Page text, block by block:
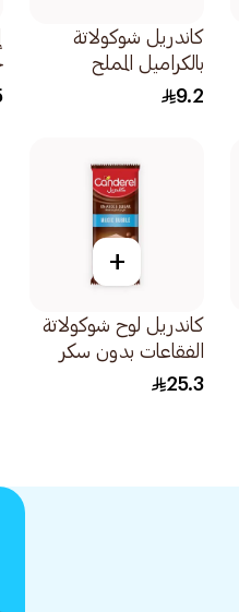
كاندريل شوكولاتة
بالكراميل المملح
30جرام
9.2
+
كاندريل لوح شوكولاتة
الفقاعات بدون سكر
مضاف 74 جرام
25.3